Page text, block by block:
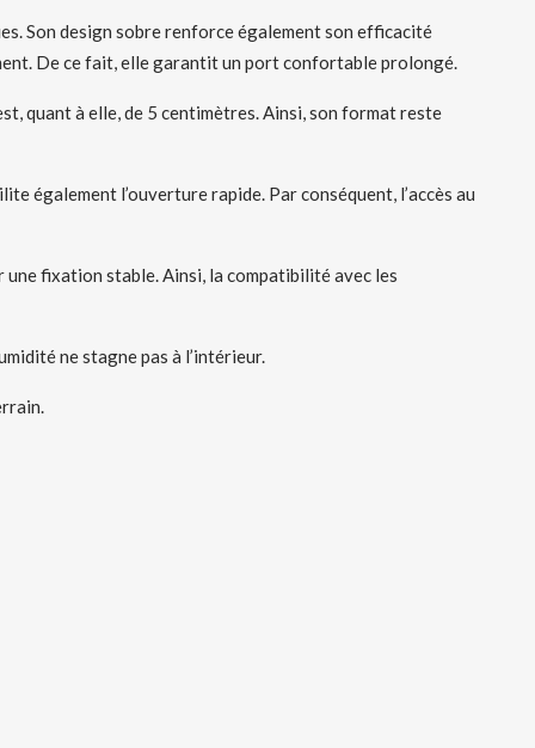
Son design sobre renforce également son efficacité
De ce fait, elle garantit un port confortable prolongé.
quant à elle, de 5 centimètres. Ainsi, son format reste
également l’ouverture rapide. Par conséquent, l’accès au
fixation stable. Ainsi, la compatibilité avec les
ne stagne pas à l’intérieur.